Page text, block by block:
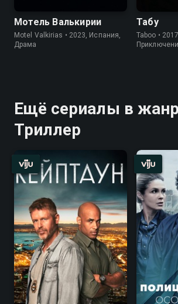
Мотель Валькирии
Motel Valkirias • 2023, Испания,
Драма
Табу
Taboo •
Ещё сериалы в
Триллер